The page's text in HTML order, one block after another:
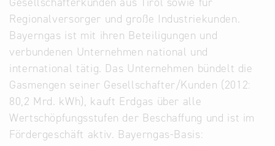
und der
Slowakei
Regionalversorger und große Industriekunden.
Bayerngas ist mit ihren Beteiligungen und
verbundenen Unternehmen national und
international tätig. Das Unternehmen bündelt die
Gasmengen seiner Gesellschafter/Kunden (2012:
80,2 Mrd. kWh), kauft Erdgas über alle
Wertschöpfungsstufen der Beschaffung und ist im
Fördergeschäft aktiv. Bayerngas-Basis: